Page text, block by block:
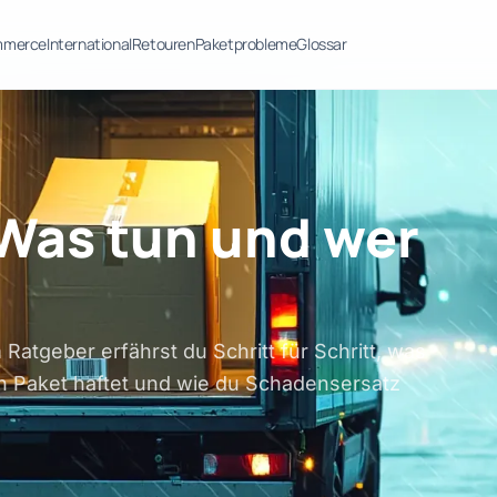
InternationalRetourenPaketproblemeGlossar
tun und wer
erfährst du Schritt für Schritt, was
haftet und wie du Schadensersatz